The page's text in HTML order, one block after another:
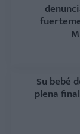
Su bebé
plena